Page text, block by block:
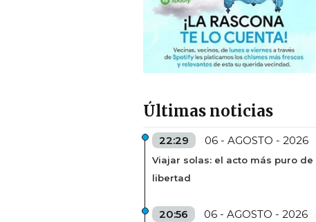
Últimas noticias
22:29 06 - AGOSTO - 2026
Viajar solas: el acto más puro de
libertad
20:56 06 - AGOSTO - 2026